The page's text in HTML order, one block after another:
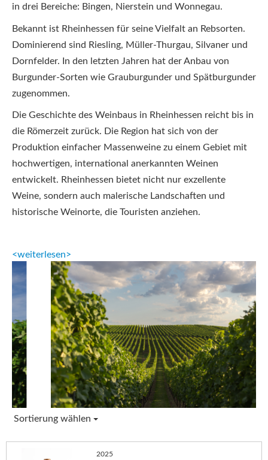
in drei Bereiche: Bingen, Nierstein und Wonnegau.
Bekannt ist Rheinhessen für seine Vielfalt an Rebsorten.
Dominierend sind Riesling, Müller-Thurgau, Silvaner und
Dornfelder. In den letzten Jahren hat der Anbau von
Burgunder-Sorten wie Grauburgunder und Spätburgunder
zugenommen.
Die Geschichte des Weinbaus in Rheinhessen reicht bis in
die Römerzeit zurück. Die Region hat sich von der
Produktion einfacher Massenweine zu einem Gebiet mit
hochwertigen, international anerkannten Weinen
entwickelt. Rheinhessen bietet nicht nur exzellente
Weine, sondern auch malerische Landschaften und
historische Weinorte, die Touristen anziehen.
<weiterlesen>
Sortierung wählen
2025